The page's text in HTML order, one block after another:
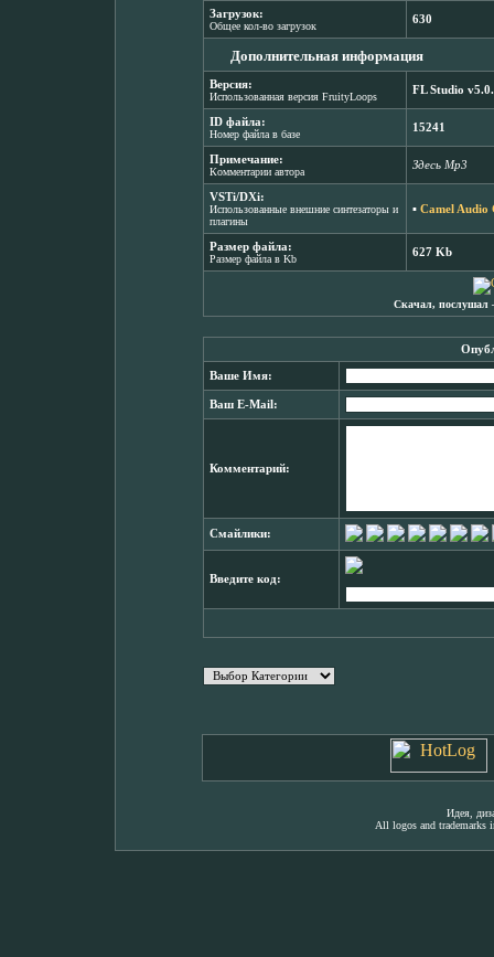
Загрузок:
Общее кол-во загрузок
630
Дополнительная информация
Версия:
Использованная версия FruityLoops
FL Studio
ID файла:
Номер файла в базе
15241
Примечание:
Комментарии автора
Здесь Mp3
VSTi/DXi:
Использованные внешние синтезаторы и
плагины
▪ Camel Audio
Размер файла:
Размер файла в Kb
627 Kb
Скачал, послушал
Ваше Имя:
Ваш E-Mail:
Комментарий:
Смайлики:
Введите код:
Идея,
All logos and trademarks